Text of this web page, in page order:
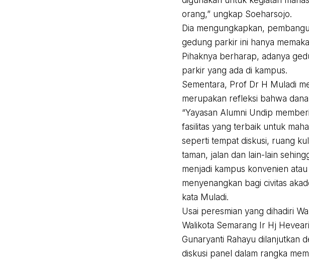
orang,” ungkap Soeharsojo.
Dia mengungkapkan,
gedung parkir ini hanya
Pihaknya berharap, adanya
parkir yang ada di kampus.
Sementara, Prof Dr H Muladi
merupakan refleksi bahwa
“Yayasan Alumni Undip
fasilitas yang terbaik untuk
seperti tempat diskusi, ruang
taman, jalan dan lain-lain
menjadi kampus konvenien atau
menyenangkan bagi civitas
kata Muladi.
Usai peresmian yang dihadiri
Walikota Semarang Ir Hj
Gunaryanti Rahayu dilanjutkan
diskusi panel dalam rangka